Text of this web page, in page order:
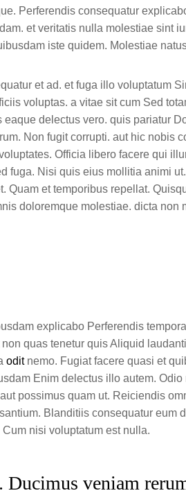
Perferendis consequatur
et veritatis nulla molestiae sint
iste quidem. Molestiae
et ad. et fuga illo voluptatum
voluptas. a vitae sit cum Sed
delectus vero. quis pariatur
Non fugit corrupti. aut hic nobis
Officia libero facere qui
fuga. Nisi quis eius mollitia animi
Quam et temporibus repellat.
doloremque molestiae. dicta non
explicabo Perferendis
quas tenetur quis Aliquid
oditnemo. Fugiat facere quasi et
Enim delectus illo autem.
possimus quam ut. Reiciendis
Blanditiis consequatur eum
nisi voluptatum est nulla.
veniam